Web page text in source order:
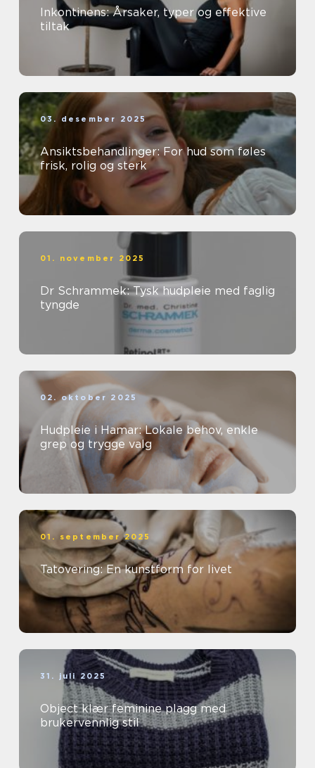
Inkontinens: Årsaker, typer og effektive
tiltak
03. desember 2025
Ansiktsbehandlinger: For hud som føles
frisk, rolig og sterk
01. november 2025
Dr Schrammek: Tysk hudpleie med faglig
tyngde
02. oktober 2025
Hudpleie i Hamar: Lokale behov, enkle
grep og trygge valg
01. september 2025
Tatovering: En kunstform for livet
31. juli 2025
Object klær feminine plagg med
brukervennlig stil